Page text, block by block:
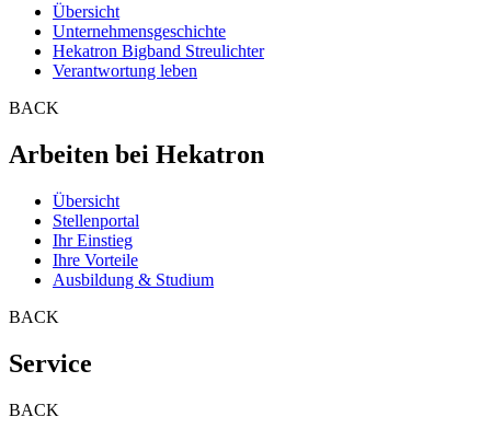
Übersicht
Unternehmensgeschichte
Hekatron Bigband Streulichter
Verantwortung leben
BACK
Arbeiten bei Hekatron
Übersicht
Stellenportal
Ihr Einstieg
Ihre Vorteile
Ausbildung & Studium
BACK
Service
BACK